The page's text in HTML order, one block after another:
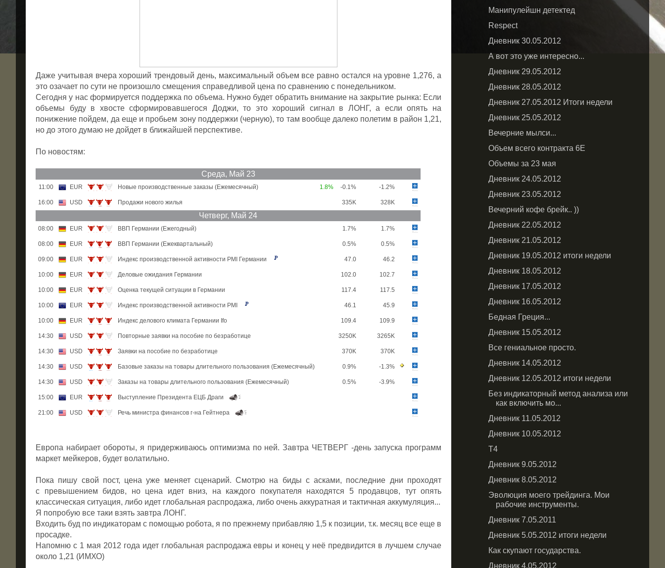
Даже учитывая вчера хороший трендовый день, максимальный объем все равно остался на уровне 1,276, а
это озачает по сути не произошло смещения справедливой цена по сравнению с понедельником.
Сегодня у нас формируется поддержка по объема. Нужно будет обратить внимание на закрытие рынка: Если
объемы буду в хвосте сформировавшегося Доджи, то это хороший сигнал в ЛОНГ, а если опять на
понижение пойдем, да еще и пробьем зону поддержки (черную), то там вообще далеко полетим в район 1,21,
но до этого думаю не дойдет в ближайшей перспективе.
По новостям:
Среда, Май 23
11:00 EUR Новые производственные заказы (Ежемесячный) 1.8% -0.1% -1.2%
16:00 USD Продажи нового жилья 335K 328K
Четверг, Май 24
08:00 EUR ВВП Германии (Ежегодный) 1.7% 1.7%
08:00 EUR ВВП Германии (Ежеквартальный) 0.5% 0.5%
09:00 EUR Индекс производственной активности PMI Германии 47.0 46.2
10:00 EUR Деловые ожидания Германии 102.0 102.7
10:00 EUR Оценка текущей ситуации в Германии 117.4 117.5
10:00 EUR Индекс производственной активности PMI 46.1 45.9
10:00 EUR Индекс делового климата Германии Ifo 109.4 109.9
14:30 USD Повторные заявки на пособие по безработице 3250K 3265K
14:30 USD Заявки на пособие по безработице 370K 370K
14:30 USD Базовые заказы на товары длительного пользования (Ежемесячный) 0.9% -1.3%
14:30 USD Заказы на товары длительного пользования (Ежемесячный) 0.5% -3.9%
15:00 EUR Выступление Президента ЕЦБ Драги
21:00 USD Речь министра финансов г-на Гейтнера
Европа набирает обороты, я придерживаюсь оптимизма по ней. Завтра ЧЕТВЕРГ -день запуска программ
маркет мейкеров, будет волатильно.
Пока пишу свой пост, цена уже меняет сценарий. Смотрю на биды с асками, последние дни проходят
с превышением бидов, но цена идет вниз, на каждого покупателя находятся 5 продавцов, тут опять
классическая ситуация, либо идет глобальная распродажа, либо очень аккуратная и тактичная аккумуляция...
Я попробую все таки взять завтра ЛОНГ.
Входить буд по индикаторам с помощью робота, я по прежнему прибавляю 1,5 к позиции, т.к. месяц все еще в
просадке.
Напомню с 1 мая 2012 года идет глобальная распродажа евры и конец у неё предвидится в лучшем случае
около 1,21 (ИМХО)
Манипулейшн детектед
Respect
Дневник 30.05.2012
А вот это уже интересно...
Дневник 29.05.2012
Дневник 28.05.2012
Дневник 27.05.2012 Итоги недели
Дневник 25.05.2012
Вечерние мылси...
Объем всего контракта 6Е
Объемы за 23 мая
Дневник 24.05.2012
Дневник 23.05.2012
Вечерний кофе брейк.. ))
Дневник 22.05.2012
Дневник 21.05.2012
Дневник 19.05.2012 итоги недели
Дневник 18.05.2012
Дневник 17.05.2012
Дневник 16.05.2012
Бедная Греция...
Дневник 15.05.2012
Все гениальное просто.
Дневник 14.05.2012
Дневник 12.05.2012 итоги недели
Без индикаторный метод анализа или
как включить мо...
Дневник 11.05.2012
Дневник 10.05.2012
Т4
Дневник 9.05.2012
Дневник 8.05.2012
Эволюция моего трейдинга. Мои
рабочие инструменты.
Дневник 7.05.2011
Дневник 5.05.2012 итоги недели
Как скупают государства.
Дневник 4.05.2012